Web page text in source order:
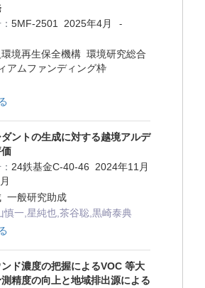
5MF-2501 2025年4月 -
境再生保全機構 環境研究総合
アムファンディング枠
ントの生成に対する越境アルデ
24鉄基金C-40-46 2024年11月
一般研究助成
慎一,星純也,茶谷聡,黒崎泰典
ド濃度の把握によるVOC 等大
精度の向上と地域排出源による